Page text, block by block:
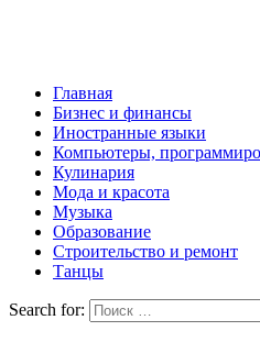
Главная
Бизнес и финансы
Иностранные языки
Компьютеры,
Кулинария
Мода и красота
Музыка
Образование
Строительство и ремонт
Танцы
Search for: